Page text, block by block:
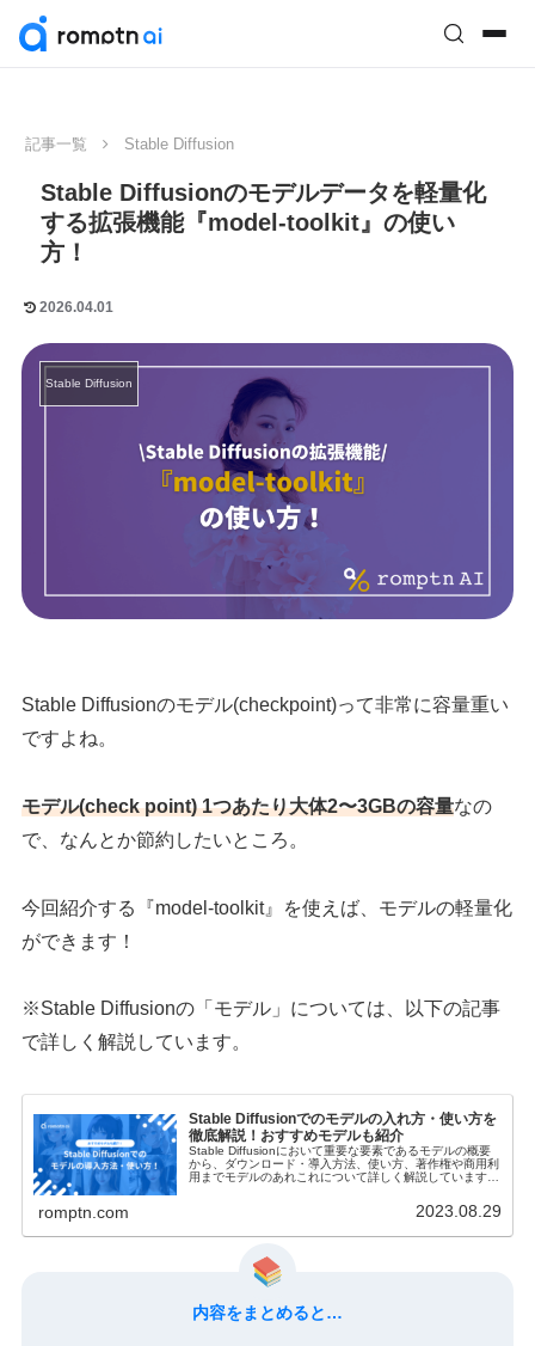
記事一覧 Stable Diffusion
Stable Diffusionのモデルデータを軽量化
する拡張機能『model-toolkit』の使い
方！
2026.04.01
Stable Diffusion
Stable Diffusionのモデル(checkpoint)って非常に容量重い
ですよね。
モデル(check point) 1つあたり大体2〜3GBの容量なの
で、なんとか節約したいところ。
今回紹介する『model-toolkit』を使えば、モデルの軽量化
ができます！
※Stable Diffusionの「モデル」については、以下の記事
で詳しく解説しています。
Stable Diffusionでのモデルの入れ方・使い方を
徹底解説！おすすめモデルも紹介
Stable Diffusionにおいて重要な要素であるモデルの概要
から、ダウンロード・導入方法、使い方、著作権や商用利
用までモデルのあれこれについて詳しく解説しています！
romptn.com 2023.08.29
内容をまとめると…